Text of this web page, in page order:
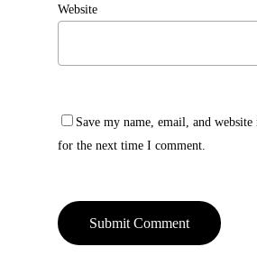
Website
Save my name, email, and
for the next time I comment.